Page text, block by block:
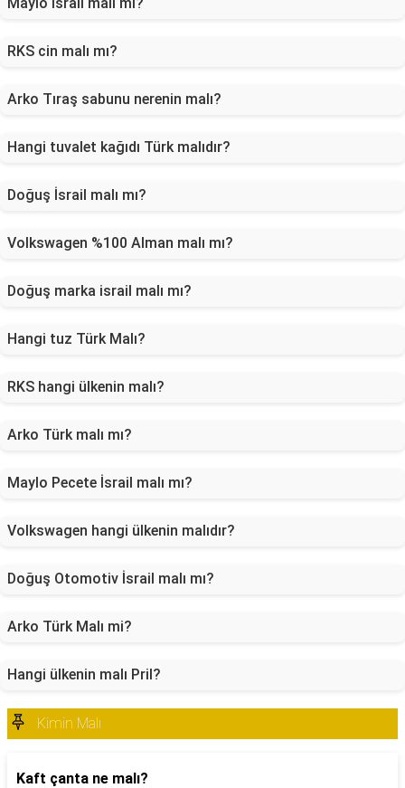
RKS cin malı mı?
Arko Tıraş sabunu nerenin malı?
Hangi tuvalet kağıdı Türk malıdır?
Doğuş İsrail malı mı?
Volkswagen %100 Alman malı mı?
Doğuş marka israil malı mı?
Hangi tuz Türk Malı?
RKS hangi ülkenin malı?
Arko Türk malı mı?
Maylo Pecete İsrail malı mı?
Volkswagen hangi ülkenin malıdır?
Doğuş Otomotiv İsrail malı mı?
Arko Türk Malı mi?
Hangi ülkenin malı Pril?
Kimin Malı
Kaft çanta ne malı?